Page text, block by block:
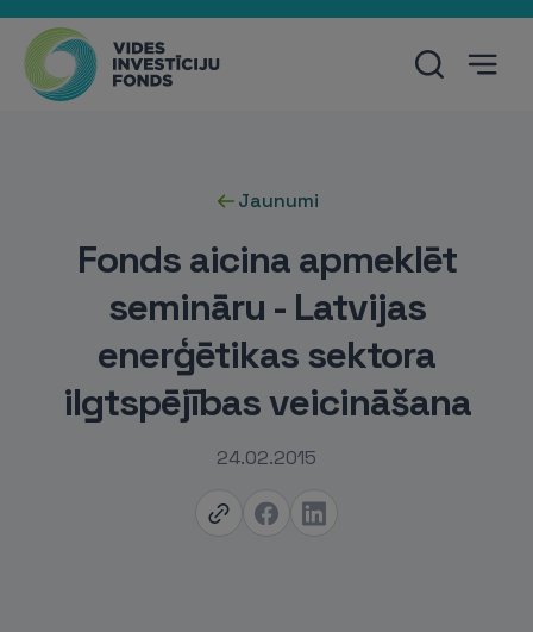
Jaunumi
Fonds aicina apmeklēt
semināru - Latvijas
enerģētikas sektora
ilgtspējības veicināšana
24.02.2015